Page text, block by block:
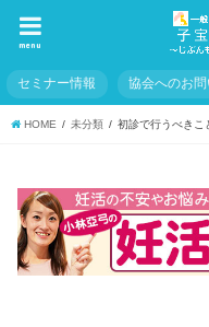
menu
セミナー情報 協会へのお
HOME 未分類 初診で行うべきこ